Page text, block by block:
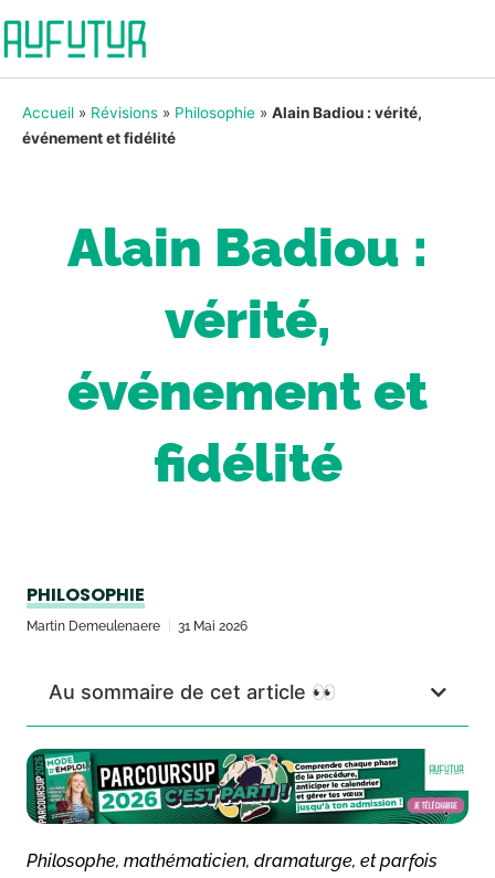
Accueil » Révisions » Philosophie » Alain Badiou : vérité,
événement et fidélité
Alain Badiou :
vérité,
événement et
fidélité
PHILOSOPHIE
Martin Demeulenaere 31 Mai 2026
Au sommaire de cet article 👀
Philosophe, mathématicien, dramaturge, et parfois